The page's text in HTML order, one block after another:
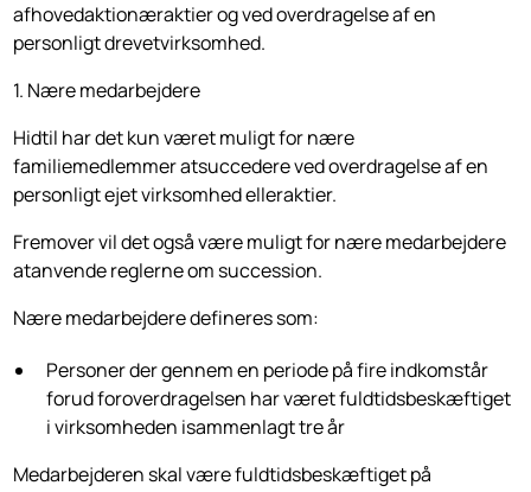
afhovedaktionæraktier og ved overdragelse af en
personligt drevetvirksomhed.
1. Nære medarbejdere
Hidtil har det kun været muligt for nære
familiemedlemmer atsuccedere ved overdragelse af en
personligt ejet virksomhed elleraktier.
Fremover vil det også være muligt for nære medarbejdere
atanvende reglerne om succession.
Nære medarbejdere defineres som:
Personer der gennem en periode på fire indkomstår
forud foroverdragelsen har været fuldtidsbeskæftiget
i virksomheden isammenlagt tre år
Medarbejderen skal være fuldtidsbeskæftiget på